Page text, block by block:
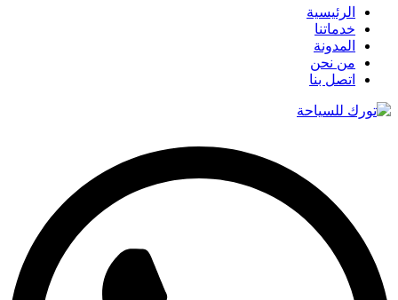
الرئيسية
خدماتنا
المدونة
من نحن
اتصل بنا